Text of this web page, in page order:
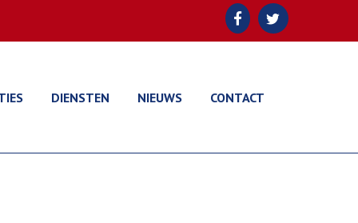
DIENSTEN NIEUWS CONTACT